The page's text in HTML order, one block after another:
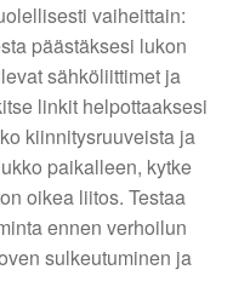
vaiheittain:
päästäksesi lukon
sähköliittimet ja
linkit helpottaaksesi
kiinnitysruuveista ja
paikalleen, kytke
oikea liitos. Testaa
ennen verhoilun
sulkeutuminen ja